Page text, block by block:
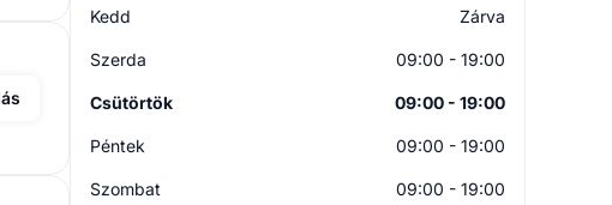
Kedd Zárva
Szerda 09:00 - 19:00
Csütörtök 09:00 - 19:00
Péntek 09:00 - 19:00
Szombat 09:00 - 19:00